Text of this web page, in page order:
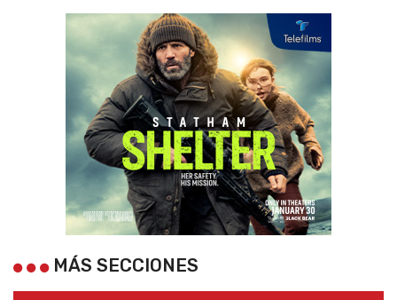
MÁS SECCIONES